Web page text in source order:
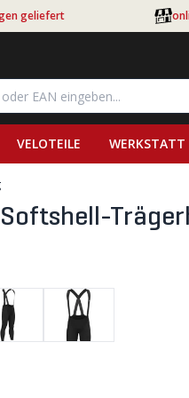
geliefert
VELOTEILE WERKSTATT
Softshell-